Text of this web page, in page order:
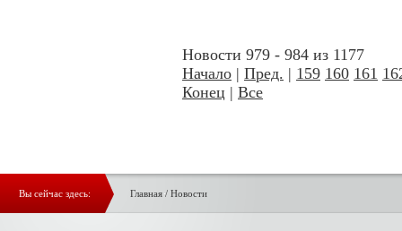
Новости 979 - 984 из 1177
Начало | Пред. | 159 160 161
Конец | Все
Вы сейчас здесь: Главная/ Новости